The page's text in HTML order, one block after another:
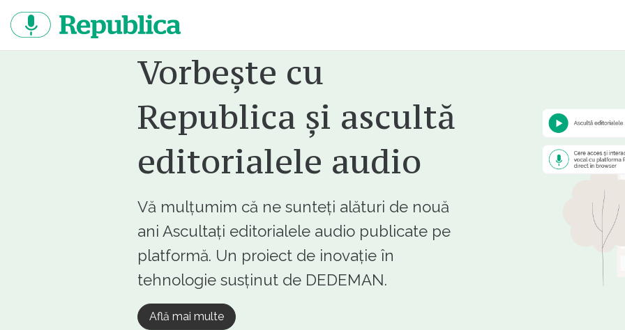
continut
Vorbește cu
Republica și ascultă
editorialele audio
Vă mulțumim că ne sunteți alături de nouă
ani Ascultați editorialele audio publicate pe
platformă. Un proiect de inovație în
tehnologie susținut de DEDEMAN.
Află mai multe